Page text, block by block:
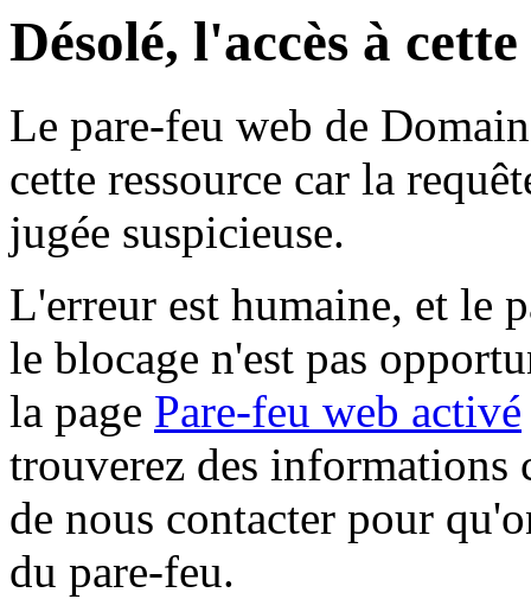
Désolé, l'accès à
Le pare-feu web de
cette ressource car la
jugée suspicieuse.
L'erreur est humaine, et le
le blocage n'est pas
la page Pare-feu web activé
trouverez des informations
de nous contacter pour
du pare-feu.